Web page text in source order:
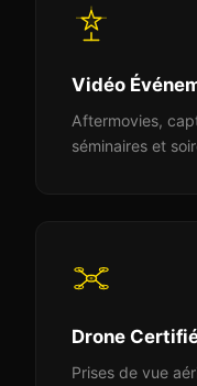
Vidéo
Aftermovies,
séminaires et
Drone
Prises de vue